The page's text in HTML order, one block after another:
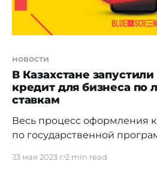
новости
В Казахстане
кредит для бизнеса по
ставкам
Весь процесс оформления
по государственной
развития
23 мая 2023 г.2 min read